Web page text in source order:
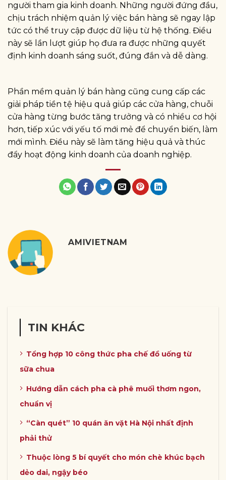
người tham gia kinh doanh. Những người đứng đầu,
chịu trách nhiệm quản lý việc bán hàng sẽ ngay lập
tức có thể truy cập được dữ liệu từ hệ thống. Điều
này sẽ lần lượt giúp họ đưa ra được những quyết
định kinh doanh sáng suốt, đúng đắn và dễ dàng.
Phần mềm quản lý bán hàng cũng cung cấp các
giải pháp tiền tệ hiệu quả giúp các cửa hàng, chuỗi
cửa hàng từng bước tăng trưởng và có nhiều cơ hội
hơn, tiếp xúc với yếu tố mới mẻ để chuyển biến, làm
mới mình. Điều này sẽ làm tăng hiệu quả và thúc
đẩy hoạt động kinh doanh của doanh nghiệp.
AMIVIETNAM
TIN KHÁC
Tổng hợp 10 công thức pha chế đồ uống từ
sữa chua
Hướng dẫn cách pha cà phê muối thơm ngon,
chuẩn vị
“Càn quét” 10 quán ăn vặt Hà Nội nhất định
phải thử
Thuộc lòng 5 bí quyết cho món chè khúc bạch
dẻo dai, ngậy béo